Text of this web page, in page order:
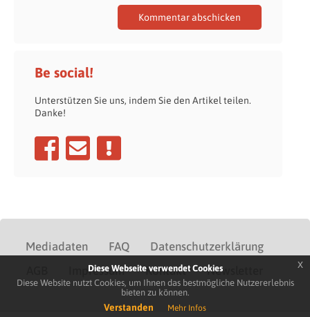
Be social!
Unterstützen Sie uns, indem Sie den Artikel teilen.
Danke!
Mediadaten FAQ
Datenschutzerklärung
Impressum Kontakt Newsletter
Diese Webseite verwendet Cookies
Diese Website nutzt Cookies, um Ihnen das bestmögliche Nutzererlebnis
bieten zu können.
Verstanden Mehr Infos
x